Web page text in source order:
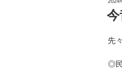
稿
日:
今
先
◎